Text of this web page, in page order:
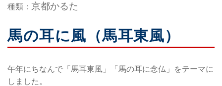
種類： 京都かるた
馬の耳に風（馬耳東風）
午年にちなんで「馬耳東風」「馬の耳に念仏」をテーマに
しました。